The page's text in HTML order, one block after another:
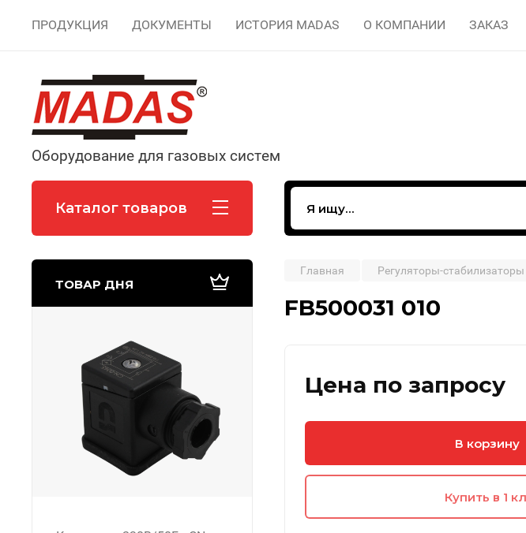
ПРОДУКЦИЯ ДОКУМЕНТЫ ИСТОРИЯ MADAS О КОМПАНИИ ЗАКАЗ
Оборудование для газовых систем
Каталог товаров
ТОВАР ДНЯ
Главная Регуляторы-стабилизаторы
FB500031 010
Цена по запросу
В корзину
Купить в 1